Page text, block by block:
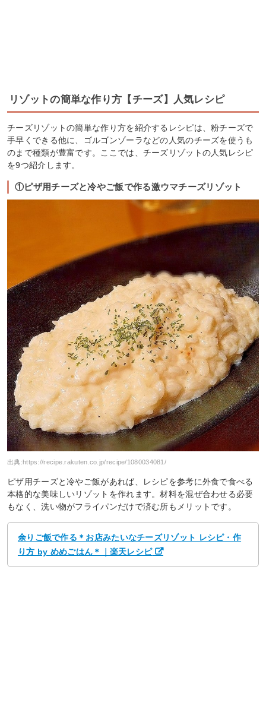
リゾットの簡単な作り方【チーズ】人気レシピ
チーズリゾットの簡単な作り方を紹介するレシピは、粉チーズで
手早くできる他に、ゴルゴンゾーラなどの人気のチーズを使うも
のまで種類が豊富です。ここでは、チーズリゾットの人気レシピ
を9つ紹介します。
①ピザ用チーズと冷やご飯で作る激ウマチーズリゾット
出典: https://recipe.rakuten.co.jp/recipe/1080034081/
ピザ用チーズと冷やご飯があれば、レシピを参考に外食で食べる
本格的な美味しいリゾットを作れます。材料を混ぜ合わせる必要
もなく、洗い物がフライパンだけで済む所もメリットです。
余りご飯で作る＊お店みたいなチーズリゾット レシピ・作
り方 by めめごはん＊｜楽天レシピ